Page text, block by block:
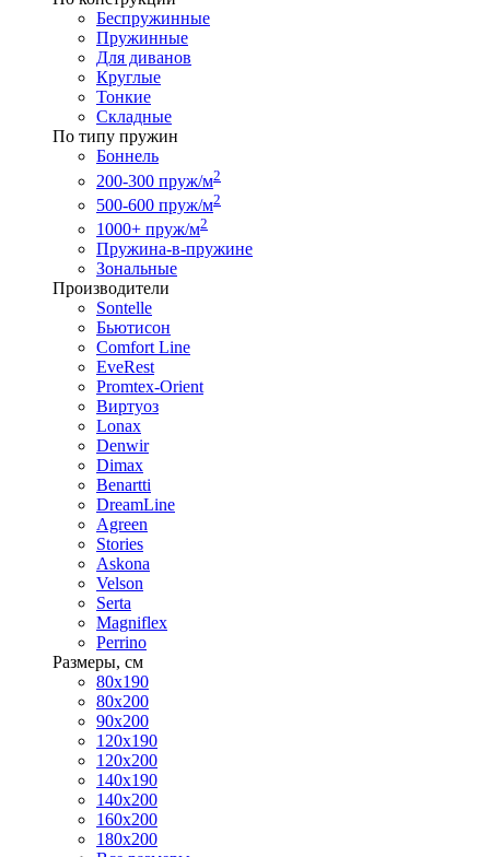
Беспружинные
Пружинные
Для диванов
Круглые
Тонкие
Складные
По типу пружин
Боннель
200-300 пруж/м2
500-600 пруж/м2
1000+ пруж/м2
Пружина-в-пружине
Зональные
Производители
Sontelle
Бьютисон
Comfort Line
EveRest
Promtex-Orient
Виртуоз
Lonax
Denwir
Dimax
Benartti
DreamLine
Agreen
Stories
Askona
Velson
Serta
Magniflex
Perrino
Размеры, см
80х190
80х200
90х200
120х190
120х200
140х190
140х200
160х200
180х200